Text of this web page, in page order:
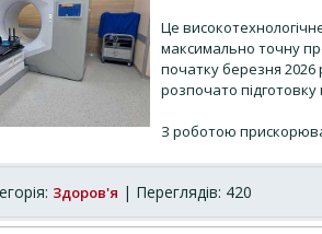
Це
максимально точну
початку березня 2026
розпочато підготовку
З роботою
Здоров'я | Переглядів: 420